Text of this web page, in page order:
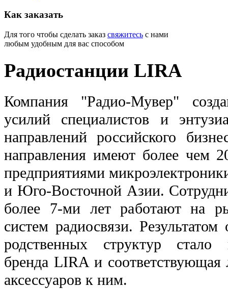
Как заказать
Для того чтобы сделать заказ свяжитесь с нами
любым удобным для вас способом
Радиостанции LIRA
Компания "Радио-Мувер"
усилий специалистов и
направлений российского
направления имеют более чем
предприятиями
и Юго-Восточной Азии.
более 7-ми лет работают на
систем радиосвязи.
родственных структур стало
бренда LIRA и соответствующая
аксессуаров к ним.